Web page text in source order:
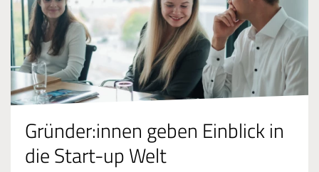
Gründer:innen geben Einblick in
die Start-up Welt